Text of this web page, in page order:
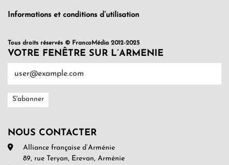
Informations et conditions d’utilisation
Tous droits réservés © FrancoMédia 2012-2025
VOTRE FENÊTRE SUR L’ARMENIE
NOUS CONTACTER
Alliance française d’Arménie
89, rue Teryan, Erevan, Arménie